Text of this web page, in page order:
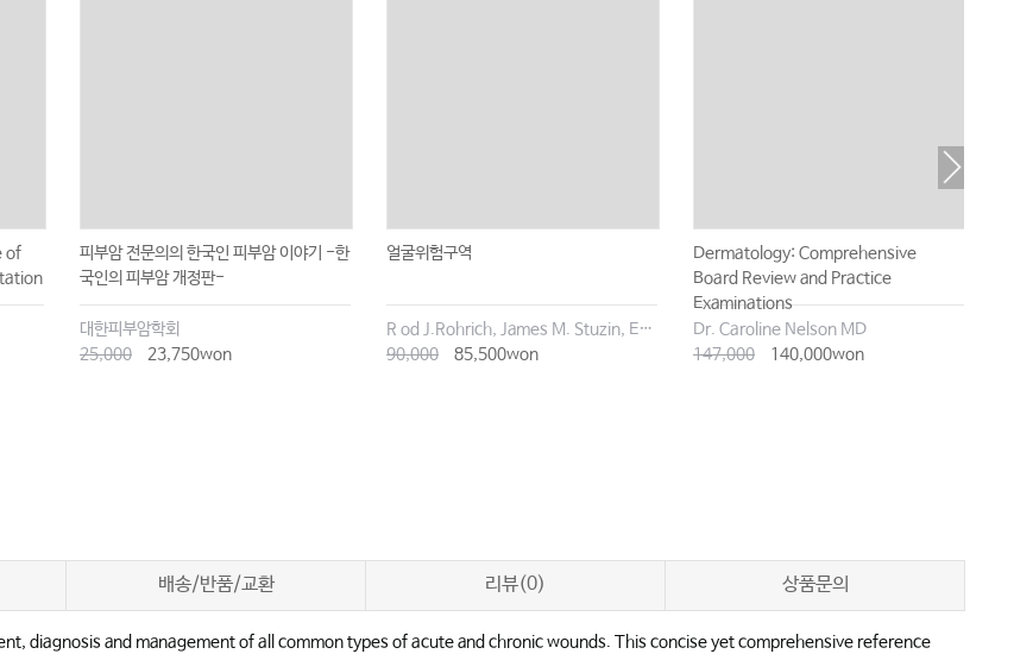
of
피부암 전문의의 한국인 피부암 이야기 -한
국인의 피부암 개정판-
대한피부암학회
25,000
23,750won
얼굴위험구역
R od J.Rohrich, James M. Stuzin, Erez Dayan, E. Victor Ross
90,000
85,500won
Dermatology: Comprehensive
Board Review and Practice
Examinations
Dr. Caroline Nelson MD
147,000
140,000won
배송/반품/교환 리뷰(0) 상품문의
diagnosis and management of all common types of acute and chronic wounds. This concise yet comprehensive reference